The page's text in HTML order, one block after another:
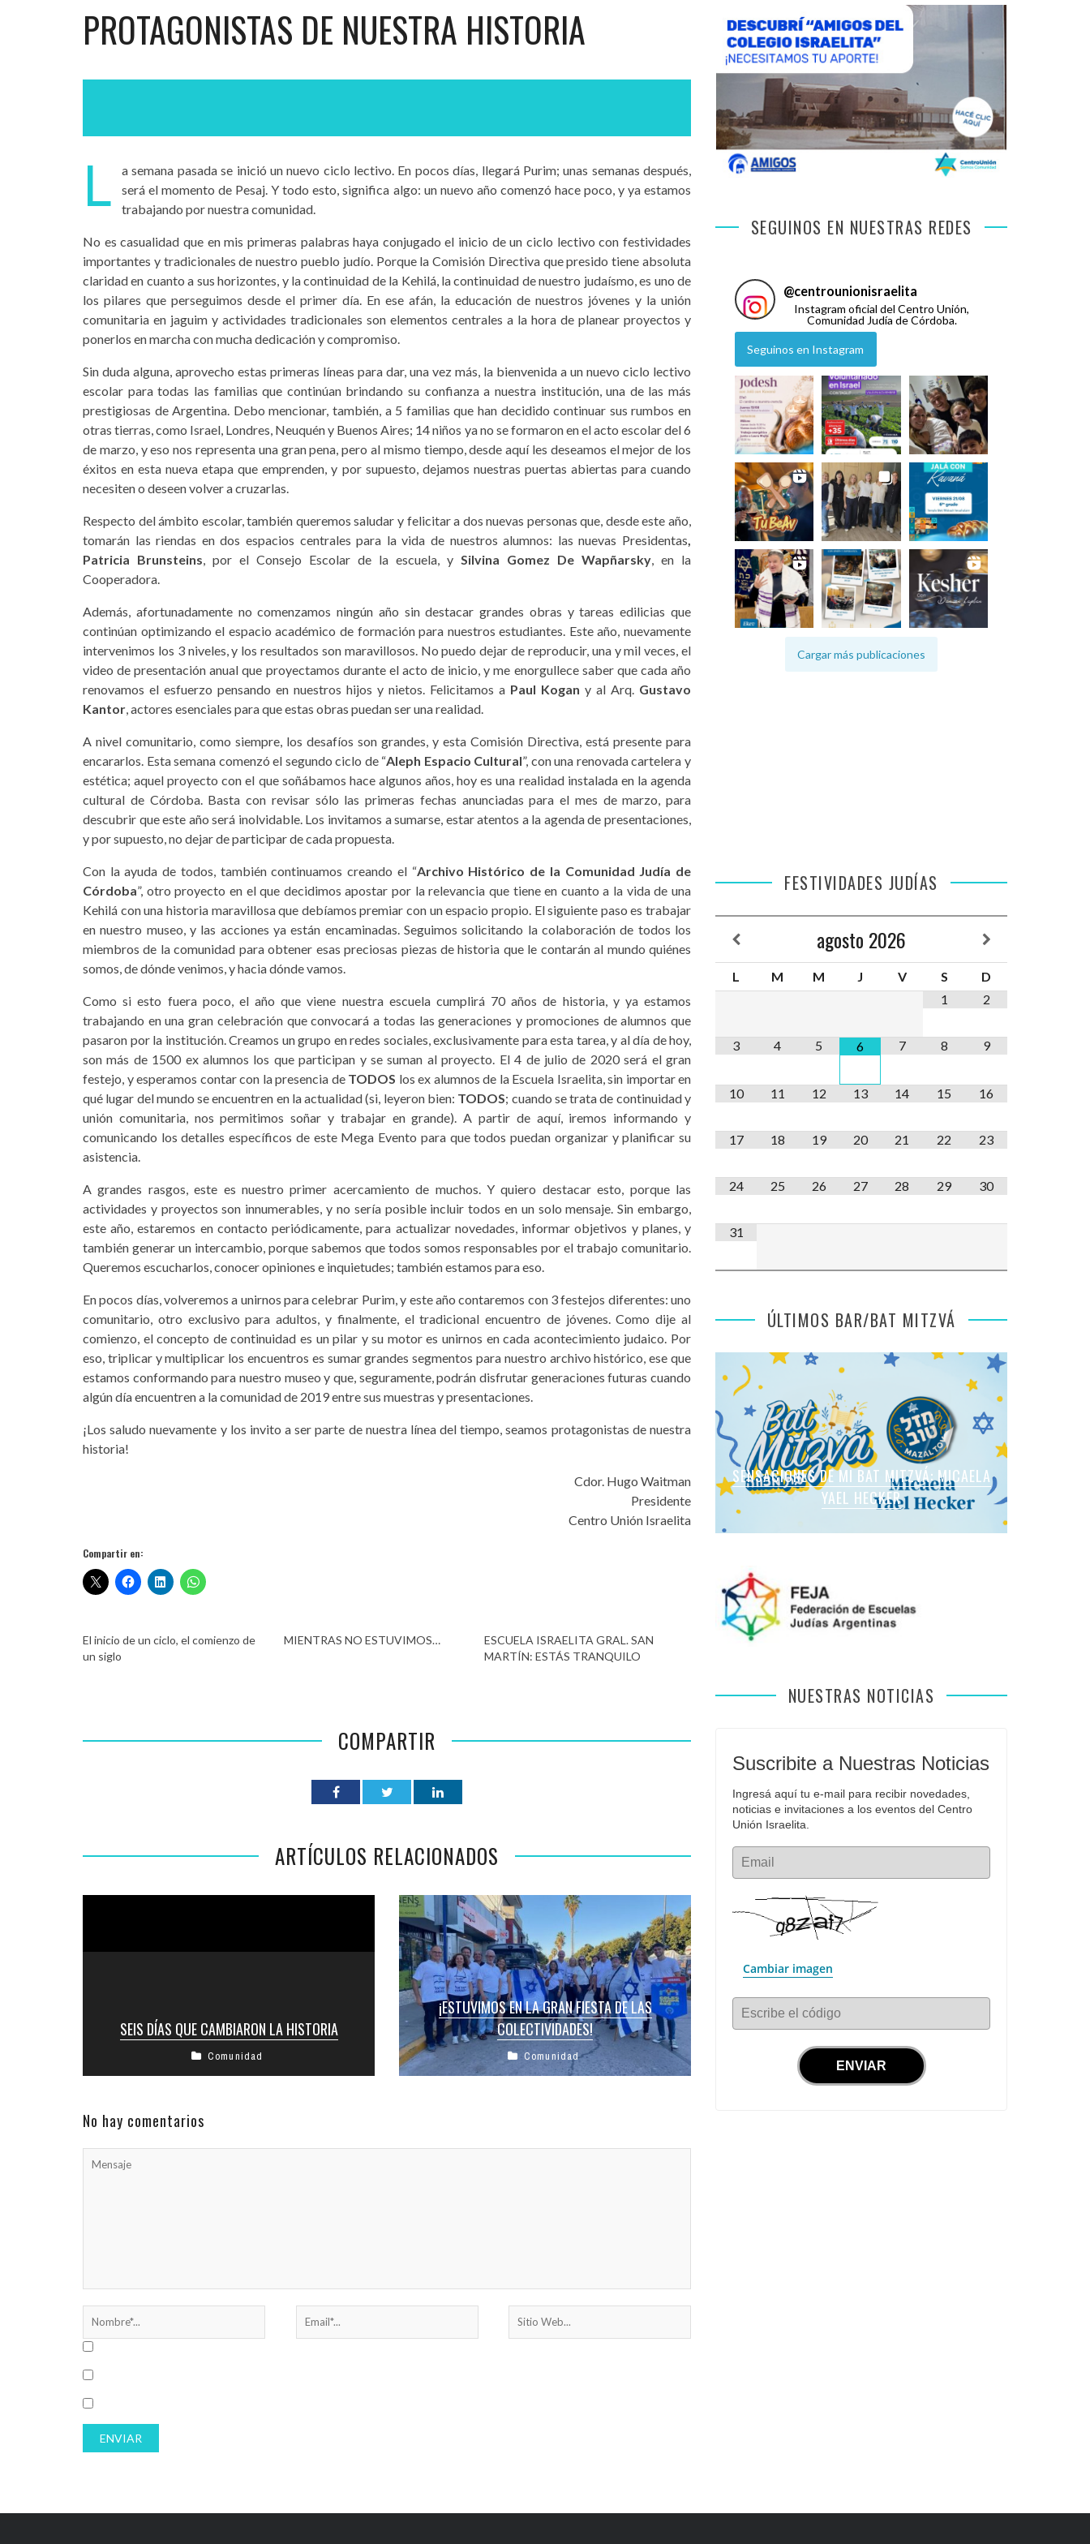
PROTAGONISTAS DE NUESTRA HISTORIA
L
a semana pasada se inició un nuevo ciclo lectivo. En pocos días, llegará Purim; unas semanas después,
será el momento de Pesaj. Y todo esto, significa algo: un nuevo año comenzó hace poco, y ya estamos
trabajando por nuestra comunidad.
No es casualidad que en mis primeras palabras haya conjugado el inicio de un ciclo lectivo con festividades
importantes y tradicionales de nuestro pueblo judío. Porque la Comisión Directiva que presido tiene absoluta
claridad en cuanto a sus horizontes, y la continuidad de la Kehilá, la continuidad de nuestro judaísmo, es uno de
los pilares que perseguimos desde el primer día. En ese afán, la educación de nuestros jóvenes y la unión
comunitaria en jaguim y actividades tradicionales son elementos centrales a la hora de planear proyectos y
ponerlos en marcha con mucha dedicación y compromiso.
Sin duda alguna, aprovecho estas primeras líneas para dar, una vez más, la bienvenida a un nuevo ciclo lectivo
escolar para todas las familias que continúan brindando su confianza a nuestra institución, una de las más
prestigiosas de Argentina. Debo mencionar, también, a 5 familias que han decidido continuar sus rumbos en
otras tierras, como Israel, Londres, Neuquén y Buenos Aires; 14 niños ya no se formaron en el acto escolar del 6
de marzo, y eso nos representa una gran pena, pero al mismo tiempo, desde aquí les deseamos el mejor de los
éxitos en esta nueva etapa que emprenden, y por supuesto, dejamos nuestras puertas abiertas para cuando
necesiten o deseen volver a cruzarlas.
Respecto del ámbito escolar, también queremos saludar y felicitar a dos nuevas personas que, desde este año,
tomarán las riendas en dos espacios centrales para la vida de nuestros alumnos: las nuevas Presidentas,
Patricia Brunsteins, por el Consejo Escolar de la escuela, y Silvina Gomez De Wapñarsky, en la
Cooperadora.
Además, afortunadamente no comenzamos ningún año sin destacar grandes obras y tareas edilicias que
continúan optimizando el espacio académico de formación para nuestros estudiantes. Este año, nuevamente
intervenimos los 3 niveles, y los resultados son maravillosos. No puedo dejar de reproducir, una y mil veces, el
video de presentación anual que proyectamos durante el acto de inicio, y me enorgullece saber que cada año
renovamos el esfuerzo pensando en nuestros hijos y nietos. Felicitamos a Paul Kogan y al Arq. Gustavo
Kantor, actores esenciales para que estas obras puedan ser una realidad.
A nivel comunitario, como siempre, los desafíos son grandes, y esta Comisión Directiva, está presente para
encararlos. Esta semana comenzó el segundo ciclo de “Aleph Espacio Cultural”, con una renovada cartelera y
estética; aquel proyecto con el que soñábamos hace algunos años, hoy es una realidad instalada en la agenda
cultural de Córdoba. Basta con revisar sólo las primeras fechas anunciadas para el mes de marzo, para
descubrir que este año será inolvidable. Los invitamos a sumarse, estar atentos a la agenda de presentaciones,
y por supuesto, no dejar de participar de cada propuesta.
Con la ayuda de todos, también continuamos creando el “Archivo Histórico de la Comunidad Judía de
Córdoba”, otro proyecto en el que decidimos apostar por la relevancia que tiene en cuanto a la vida de una
Kehilá con una historia maravillosa que debíamos premiar con un espacio propio. El siguiente paso es trabajar
en nuestro museo, y las acciones ya están encaminadas. Seguimos solicitando la colaboración de todos los
miembros de la comunidad para obtener esas preciosas piezas de historia que le contarán al mundo quiénes
somos, de dónde venimos, y hacia dónde vamos.
Como si esto fuera poco, el año que viene nuestra escuela cumplirá 70 años de historia, y ya estamos
trabajando en una gran celebración que convocará a todas las generaciones y promociones de alumnos que
pasaron por la institución. Creamos un grupo en redes sociales, exclusivamente para esta tarea, y al día de hoy,
son más de 1500 ex alumnos los que participan y se suman al proyecto. El 4 de julio de 2020 será el gran
festejo, y esperamos contar con la presencia de TODOS los ex alumnos de la Escuela Israelita, sin importar en
qué lugar del mundo se encuentren en la actualidad (si, leyeron bien: TODOS; cuando se trata de continuidad y
unión comunitaria, nos permitimos soñar y trabajar en grande). A partir de aquí, iremos informando y
comunicando los detalles específicos de este Mega Evento para que todos puedan organizar y planificar su
asistencia.
A grandes rasgos, este es nuestro primer acercamiento de muchos. Y quiero destacar esto, porque las
actividades y proyectos son innumerables, y no sería posible incluir todos en un solo mensaje. Sin embargo,
este año, estaremos en contacto periódicamente, para actualizar novedades, informar objetivos y planes, y
también generar un intercambio, porque sabemos que todos somos responsables por el trabajo comunitario.
Queremos escucharlos, conocer opiniones e inquietudes; también estamos para eso.
En pocos días, volveremos a unirnos para celebrar Purim, y este año contaremos con 3 festejos diferentes: uno
comunitario, otro exclusivo para adultos, y finalmente, el tradicional encuentro de jóvenes. Como dije al
comienzo, el concepto de continuidad es un pilar y su motor es unirnos en cada acontecimiento judaico. Por
eso, triplicar y multiplicar los encuentros es sumar grandes segmentos para nuestro archivo histórico, ese que
estamos conformando para nuestro museo y que, seguramente, podrán disfrutar generaciones futuras cuando
algún día encuentren a la comunidad de 2019 entre sus muestras y presentaciones.
¡Los saludo nuevamente y los invito a ser parte de nuestra línea del tiempo, seamos protagonistas de nuestra
historia!
Cdor. Hugo Waitman
Presidente
Centro Unión Israelita
Compartir en:
El inicio de un ciclo, el comienzo de
un siglo
MIENTRAS NO ESTUVIMOS…
ESCUELA ISRAELITA GRAL. SAN
MARTÍN: ESTÁS TRANQUILO
COMPARTIR
ARTÍCULOS RELACIONADOS
SEIS DÍAS QUE CAMBIARON LA HISTORIA
El jueves 30 de agosto, el SUM del club de la
Kehilá abrió sus puertas para una nueva edición
Comunidad
¡ESTUVIMOS EN LA GRAN FIESTA DE LAS
COLECTIVIDADES!
Tuvo algunos días de retraso, tomando como
punto de partida la agenda inicial, pero
Comunidad
No hay comentarios
SEGUINOS EN NUESTRAS REDES
@centrounionisraelita
Instagram oficial del Centro Unión,
Comunidad Judía de Córdoba.
Seguinos en Instagram
Cargar más publicaciones
FESTIVIDADES JUDÍAS
agosto 2026
L M M J V S
D
1
2
3 4 5 6 7 8 9
10 11 12 13 14 15 16
17 18 19 20 21 22 23
24 25 26 27 28 29 30
31
ÚLTIMOS BAR/BAT MITZVÁ
SENSACIONES DE MI BAT MITZVÁ: MICAELA
YAEL HECKER
SENSACIONES DE MI BAT MITZVÁ: MARTINA
SOL LEVY
SENSACIONES DE MI BAT MITZVÁ: MICAELA
ROMANO APFELBAUM
SENSACIONES DE MI BAT MITZVÁ: VIOLETA
LIEBMAN
SENSACIONES EN MI BAR MITZVÁ: VITALI
GUIDA
NUESTRAS NOTICIAS
Suscribite a Nuestras Noticias
Ingresá aquí tu e-mail para recibir novedades,
noticias e invitaciones a los eventos del Centro
Unión Israelita.
Email
Cambiar imagen
Escribe el código